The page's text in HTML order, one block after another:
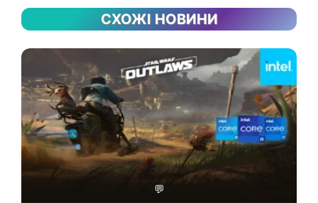
СХОЖІ НОВИНИ
💬